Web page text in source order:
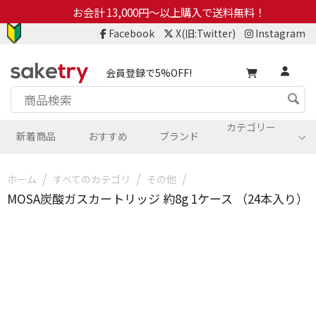
お会計 13,000円～以上購入で送料無料！
Facebook X(旧:Twitter) Instagram
会員登録で5%OFF!
カテゴリー
新着商品 おすすめ ブランド
ホーム / すべてのカテゴリ / その他 /
MOSA炭酸ガスカートリッジ 約8g 1ケース （24本入り）